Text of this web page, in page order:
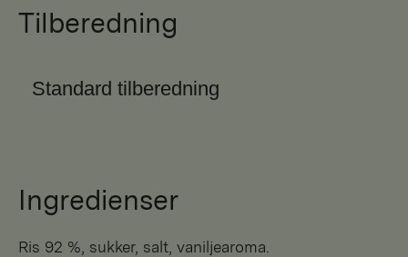
Tilberedning
Standard tilberedning
Ingredienser
ris 92 %, sukker, salt, vaniljearoma.